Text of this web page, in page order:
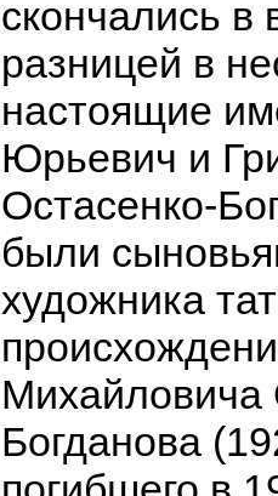
скончались в
разницей в
настоящие
Юрьевич и
Остасенко-
были
художника
Михайловича
Богданова